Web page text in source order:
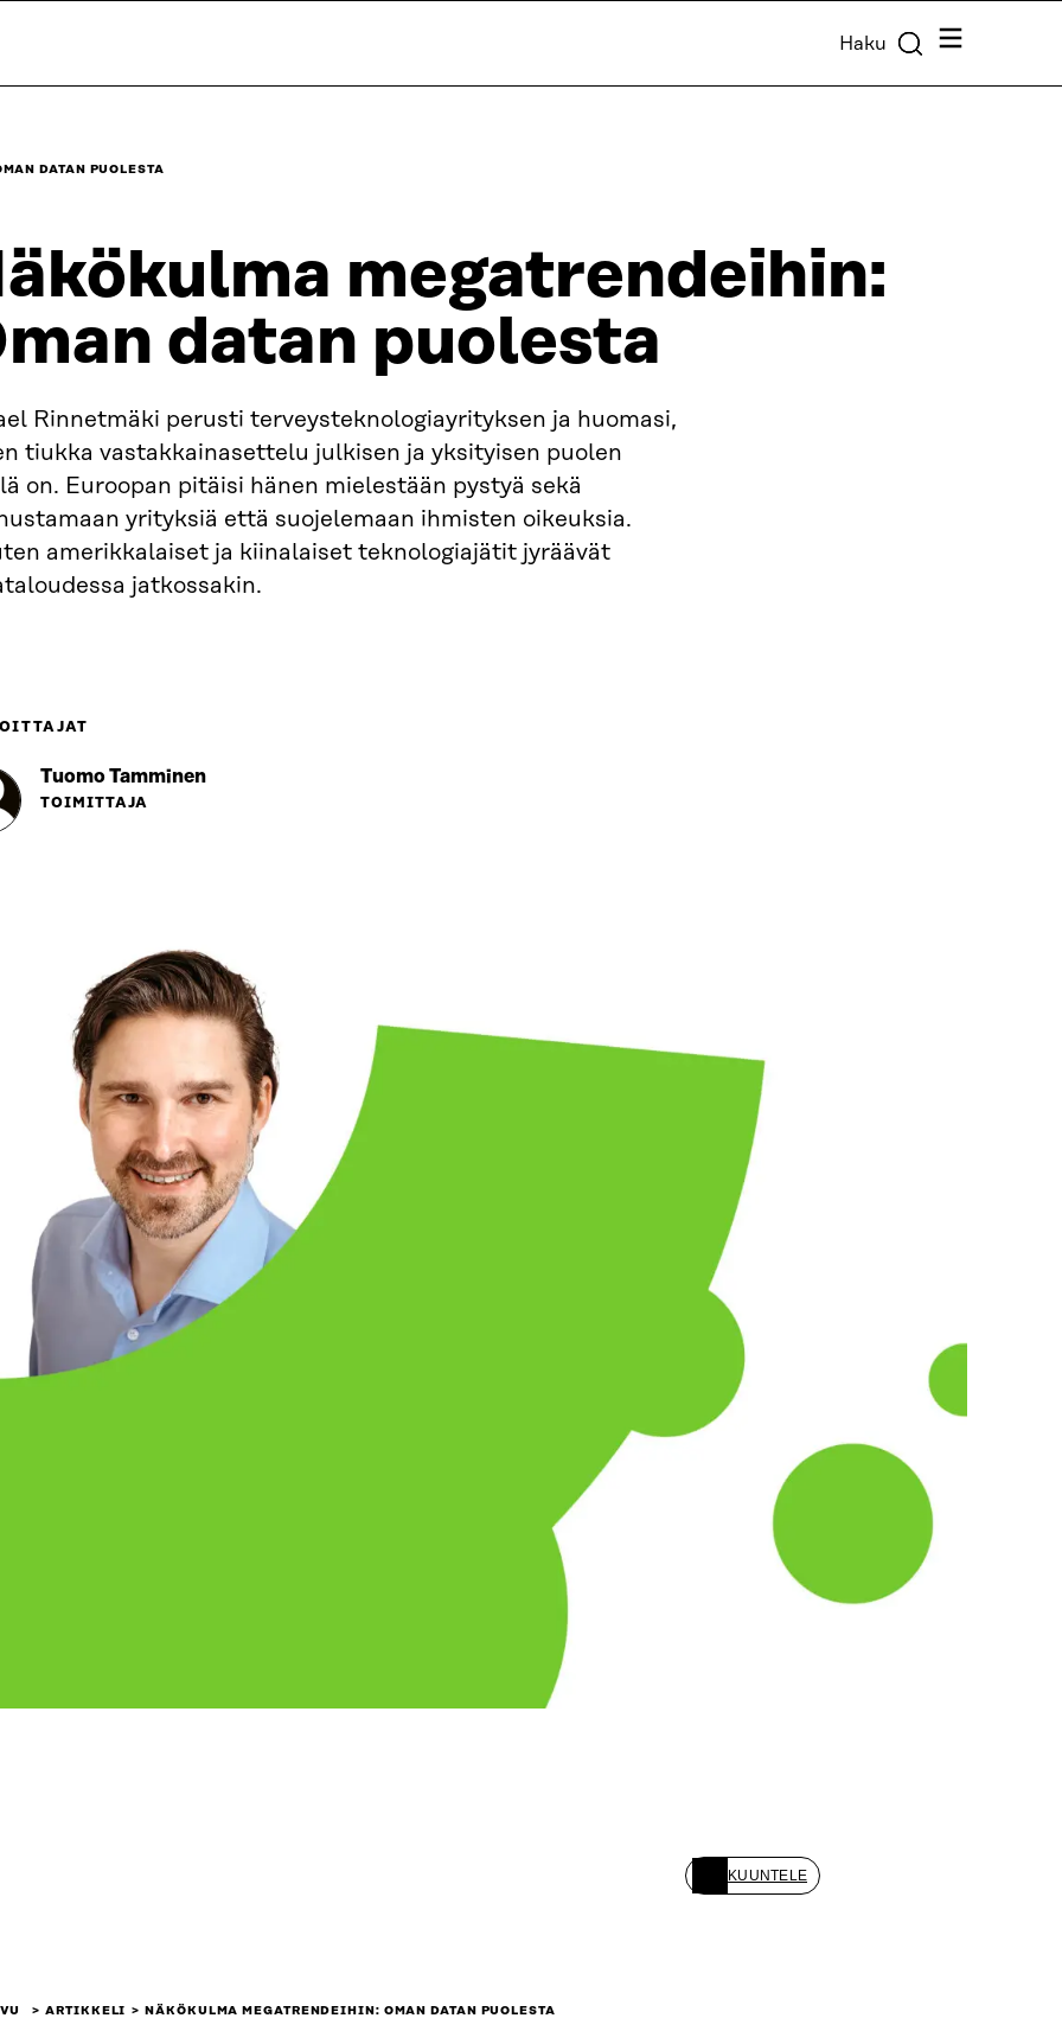
Haku Valikko
DATAN PUOLESTA
megatrendeihin:
datan puolesta
Rinnetmäki perusti terveysteknologiayrityksen ja huomasi,
tiukka vastakkainasettelu julkisen ja yksityisen puolen
on. Euroopan pitäisi hänen mielestään pystyä sekä
yrityksiä että suojelemaan ihmisten oikeuksia.
amerikkalaiset ja kiinalaiset teknologiajätit jyräävät
jatkossakin.
Tuomo Tamminen
TOIMITTAJA
KUUNTELE
ARTIKKELI NÄKÖKULMA MEGATRENDEIHIN: OMAN DATAN PUOLESTA